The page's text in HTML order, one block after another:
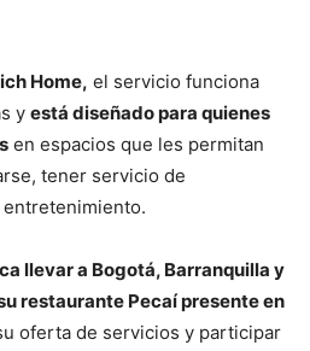
Home, el servicio funciona
y está diseñado para quienes
en espacios que les permitan
tener servicio de
llevar a Bogotá, Barranquilla y
restaurante Pecaí presente en
oferta de servicios y participar